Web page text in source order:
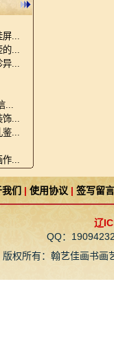
屏...
的...
异...
...
饰...
鉴...
作...
们 | 使用协议 | 签写留言
辽
QQ：
版权所有：翰艺佳画书